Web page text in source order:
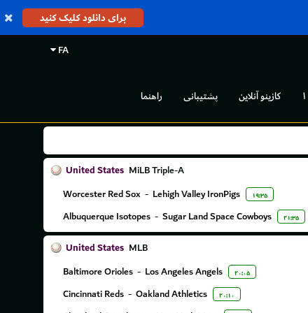
برای دانلود کلیک کنید
FA
کازینو آنلاین پشتیبانی راهنما
United States MiLB Triple-A
Worcester Red Sox - Lehigh Valley IronPigs ۱۹:۳۵
Albuquerque Isotopes - Sugar Land Space Cowboys ۲۱:۳۵
United States MLB
Baltimore Orioles - Los Angeles Angels ۲۰:۰۵
Cincinnati Reds - Oakland Athletics ۲۰:۱۰